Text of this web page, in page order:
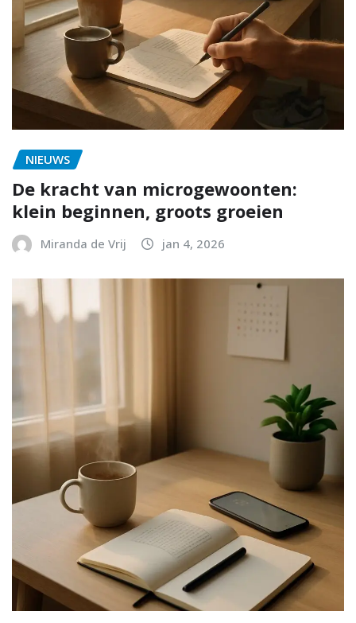
NIEUWS
De kracht van microgewoonten:
klein beginnen, groots groeien
Miranda de Vrij jan 4, 2026